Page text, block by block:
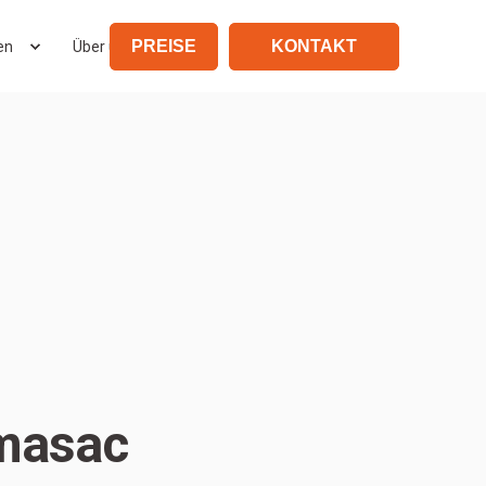
Über uns PREISE KONTAKT